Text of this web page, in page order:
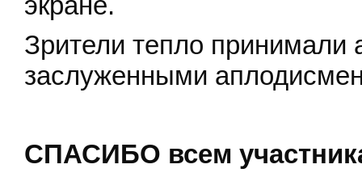
Зрители тепло принимали
заслуженными
СПАСИБО всем